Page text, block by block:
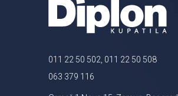
011 22 50 502, 011 22 50 508
063 379 116